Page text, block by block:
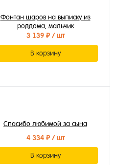
Фонтан шаров на выписку из
роддома, мальчик
3 139 ₽/ шт
В корзину
Спасибо любимой за сына
4 334 ₽/ шт
В корзину